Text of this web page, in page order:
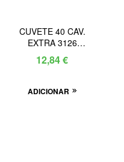
CUVETE 40 CAV.
EXTRA 3126
(500X380X195 – 60)
12,84€
ADICIONAR